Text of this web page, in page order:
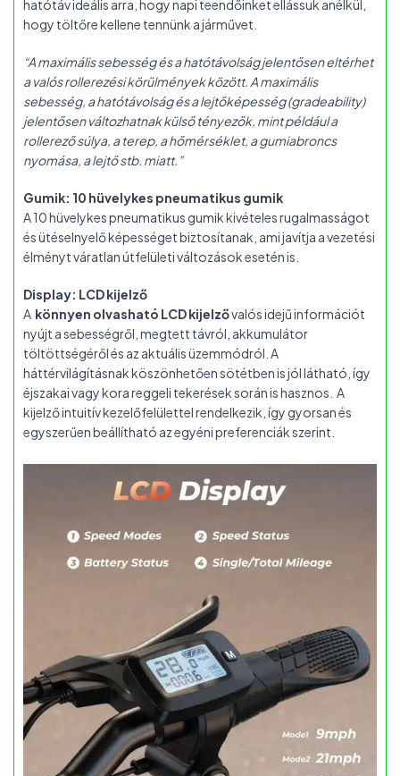
hatótáv ideális arra, hogy napi teendőinket ellássuk anélkül,
hogy töltőre kellene tennünk a járművet.
“A maximális sebesség és a hatótávolság jelentősen eltérhet
a valós rollerezési körülmények között. A maximális
sebesség, a hatótávolság és a lejtőképesség (gradeability)
jelentősen változhatnak külső tényezők, mint például a
rollerező súlya, a terep, a hőmérséklet, a gumiabroncs
nyomása, a lejtő stb. miatt.”
Gumik: 10 hüvelykes pneumatikus gumik
A 10 hüvelykes pneumatikus gumik kivételes rugalmasságot
és ütéselnyelő képességet biztosítanak, ami javítja a vezetési
élményt váratlan útfelületi változások esetén is.
Display: LCD kijelző
A könnyen olvasható LCD kijelzővalós idejű információt
nyújt a sebességről, megtett távról, akkumulátor
töltöttségéről és az aktuális üzemmódról. A
háttérvilágításnak köszönhetően sötétben is jól látható, így
éjszakai vagy kora reggeli tekerések során is hasznos. A
kijelző intuitív kezelőfelülettel rendelkezik, így gyorsan és
egyszerűen beállítható az egyéni preferenciák szerint.